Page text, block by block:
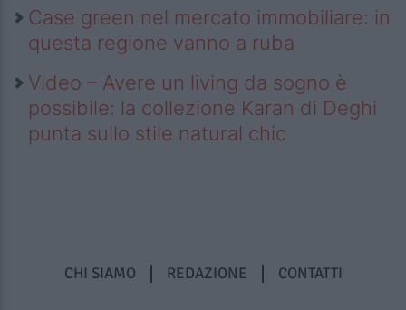
Case green nel mercato immobiliare: in
questa regione vanno a ruba
Video – Avere un living da sogno è
possibile: la collezione Karan di Deghi
punta sullo stile natural chic
CHI SIAMO REDAZIONE CONTATTI